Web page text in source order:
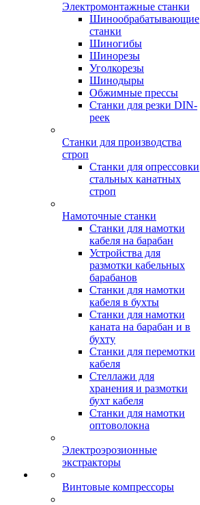
Электромонтажные станки
Шинообрабатывающие
станки
Шиногибы
Шинорезы
Уголкорезы
Шинодыры
Обжимные прессы
Станки для резки DIN-
реек
Станки для производства
строп
Станки для опрессовки
стальных канатных
строп
Намоточные станки
Станки для намотки
кабеля на барабан
Устройства для
размотки кабельных
барабанов
Станки для намотки
кабеля в бухты
Станки для намотки
каната на барабан и в
бухту
Станки для перемотки
кабеля
Стеллажи для
хранения и размотки
бухт кабеля
Станки для намотки
оптоволокна
Электроэрозионные
экстракторы
Винтовые компрессоры